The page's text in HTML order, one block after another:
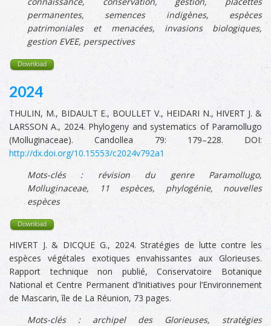
permanentes, semences indigènes, espèces
patrimoniales et menacées, invasions biologiques,
gestion EVEE, perspectives
Download
2024
THULIN, M., BIDAULT E., BOULLET V., HEIDARI N., HIVERT J. &
LARSSON A., 2024. Phylogeny and systematics of Paramollugo
(Molluginaceae). Candollea 79: 179–228. DOI:
http://dx.doi.org/10.15553/c2024v792a1
Mots-clés : révision du genre Paramollugo,
Molluginaceae, 11 espèces, phylogénie, nouvelles
espèces
Download
HIVERT J. & DICQUE G., 2024. Stratégies de lutte contre les
espèces végétales exotiques envahissantes aux Glorieuses.
Rapport technique non publié, Conservatoire Botanique
National et Centre Permanent d’Initiatives pour l’Environnement
de Mascarin, île de La Réunion, 73 pages.
Mots-clés : archipel des Glorieuses, stratégies